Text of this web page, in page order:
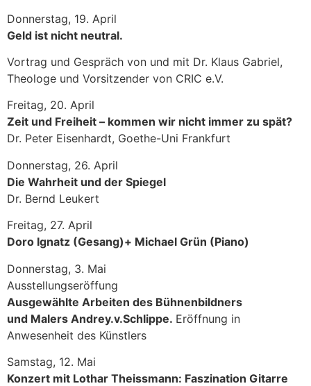
Donnerstag, 19. April
Geld ist nicht neutral.
Vortrag und Gespräch von und mit Dr. Klaus Gabriel,
Theologe und Vorsitzender von CRIC e.V.
Freitag, 20. April
Zeit und Freiheit – kommen wir nicht immer zu spät?
Dr. Peter Eisenhardt, Goethe-Uni Frankfurt
Donnerstag, 26. April
Die Wahrheit und der Spiegel
Dr. Bernd Leukert
Freitag, 27. April
Doro Ignatz (Gesang)+ Michael Grün (Piano)
Donnerstag, 3. Mai
Ausstellungseröffung
Ausgewählte Arbeiten des Bühnenbildners
und Malers Andrey.v.Schlippe. Eröffnung in
Anwesenheit des Künstlers
Samstag, 12. Mai
Konzert mit Lothar Theissmann: Faszination Gitarre